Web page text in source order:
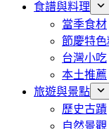
食譜與料理
當季食材
節慶特色
台灣小吃
本土推薦
旅遊與景點
歷史古蹟
自然景觀